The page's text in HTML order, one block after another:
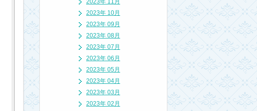
2023年 11月
2023年 10月
2023年 09月
2023年 08月
2023年 07月
2023年 06月
2023年 05月
2023年 04月
2023年 03月
2023年 02月